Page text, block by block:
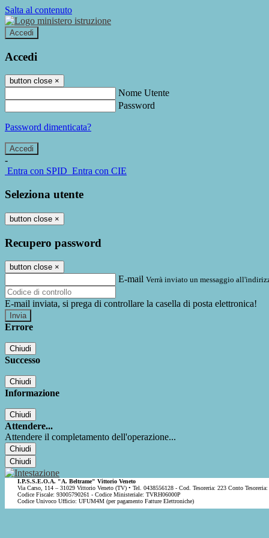
Salta al contenuto
Accedi
Accedi
button close ×
Nome Utente
Password
Password dimenticata?
-
Entra con SPID Entra con CIE
Seleziona utente
button close ×
Recupero password
button close ×
E-mail Verrà inviato un messaggio
E-mail inviata, si prega di controllare la casella di posta elettronica!
Errore
Chiudi
Successo
Chiudi
Informazione
Chiudi
Attendere...
Attendere il completamento dell'operazione...
Chiudi
Chiudi
I.P.S.S.E.O.A. "A. Beltrame" Vittorio Veneto
Via Carso, 114 – 31029 Vittorio Veneto (TV) • Tel. 0438556128 - Cod. Tesoreria: 223 Conto
Codice Fiscale: 93005790261 - Codice Ministeriale: TVRH06000P
Codice Univoco Ufficio: UFUM4M (per pagamento Fatture Elettroniche)